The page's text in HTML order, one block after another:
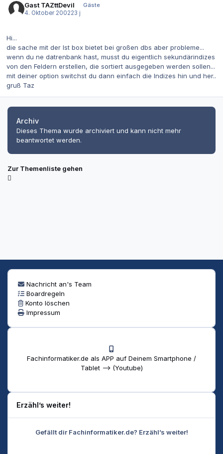
Gast TAZttDevil
Gäste
4. Oktober 200223 j
Hi...
die sache mit der lst box bietet bei großen dbs aber probleme...
wenn du ne datrenbank hast, musst du eigentlich sekundärindizes
von den Feldern erstellen, die sortiert ausgegeben werden sollen...
mit deiner option switchst du dann einfach die Indizes hin und her..
gruß Taz
Archiv
Dieses Thema wurde archiviert und kann nicht mehr
beantwortet werden.
Zur Themenliste gehen
Nachricht an's Team
Boardregeln
Konto löschen
Impressum
Fachinformatiker.de als APP auf Deinem Smartphone /
Tablet --> (Youtube)
Erzähl’s weiter!
Gefällt dir Fachinformatiker.de? Erzähl’s weiter!